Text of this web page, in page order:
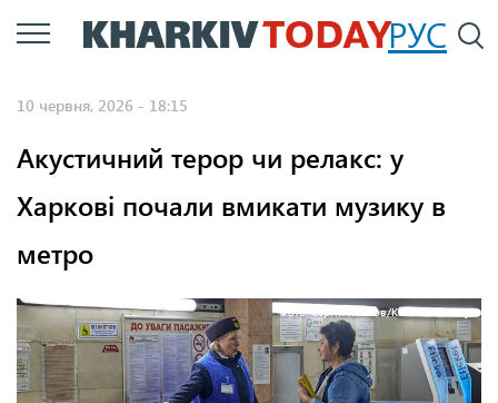
Перейти
до
РУС
10 червня, 2026 - 18:15
Акустичний терор чи релакс: у
Харкові почали вмикати музику в
метро
Фото: Сергій Козлов/KHARKIV Today